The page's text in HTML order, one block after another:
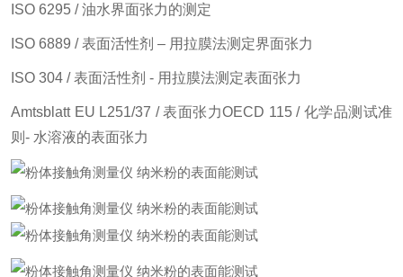
ISO 6295 / 油水界面张力的测定
ISO 6889 / 表面活性剂 – 用拉膜法测定界面张力
ISO 304 / 表面活性剂 - 用拉膜法测定表面张力
Amtsblatt EU L251/37 / 表面张力OECD 115 / 化学品测试准
则- 水溶液的表面张力